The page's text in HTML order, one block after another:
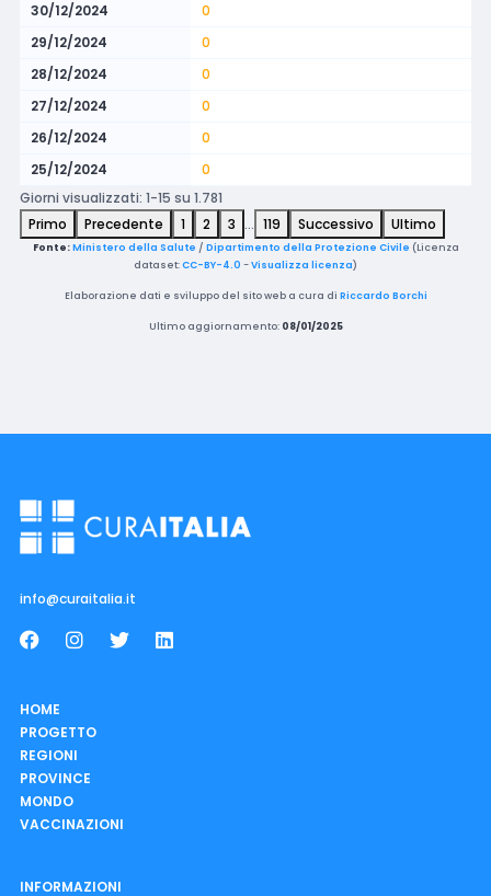
30/12/2024
0
29/12/2024
0
28/12/2024
0
27/12/2024
0
26/12/2024
0
25/12/2024
0
Giorni visualizzati: 1-15 su 1.781
Primo
Precedente 1 2 3 … 119 Successivo Ultimo
Fonte: Ministero della Salute / Dipartimento della Protezione Civile (Licenza
dataset:CC-BY-4.0 -Visualizza licenza)
Elaborazione dati e sviluppo del sito web a cura di Riccardo Borchi
Ultimo aggiornamento: 08/01/2025
info@curaitalia.it
HOME
PROGETTO
REGIONI
PROVINCE
MONDO
VACCINAZIONI
INFORMAZIONI